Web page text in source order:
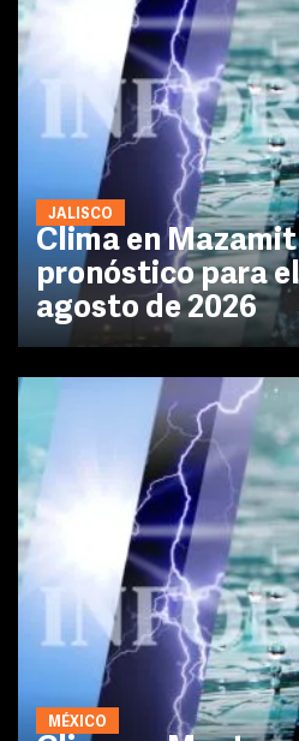
JALISCO
Clima en
pronóstico para
agosto de 2026
MÉXICO